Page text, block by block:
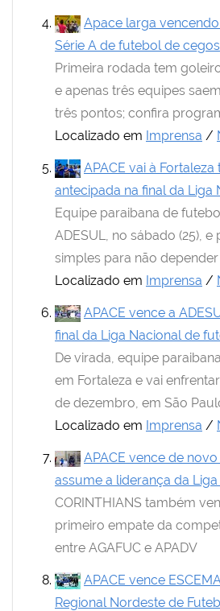
Apace larga
Série A de futebol de cegos
Primeira rodada tem
e apenas três equipes
três pontos; confira
Localizado em Imprensa /
APACE vai à
antecipada na final da Liga
Equipe paraibana de
ADESUL, no sábado (25),
simples para não
Localizado em Imprensa /
APACE vence a
final da Liga Nacional de
De virada, equipe
em Fortaleza e vai
de dezembro, em São
Localizado em Imprensa /
APACE vence de
assume a liderança da
CORINTHIANS também
primeiro empate da
entre AGAFUC e APADV
APACE vence
Regional Nordeste de